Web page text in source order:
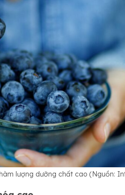
lượng dưỡng chất cao (Nguồn: